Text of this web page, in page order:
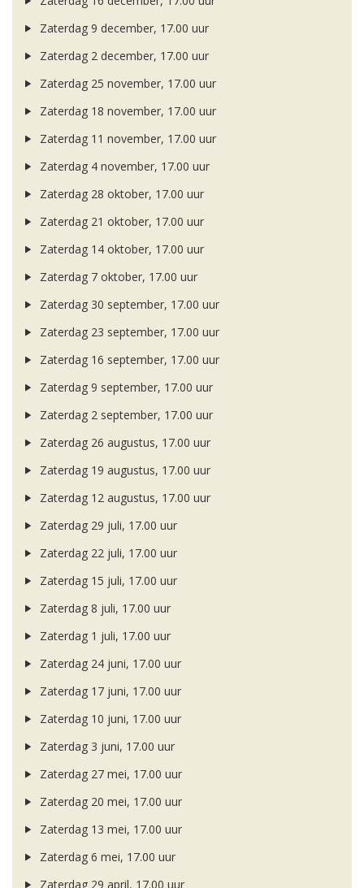
Zaterdag 9 december, 17.00 uur
Zaterdag 2 december, 17.00 uur
Zaterdag 25 november, 17.00 uur
Zaterdag 18 november, 17.00 uur
Zaterdag 11 november, 17.00 uur
Zaterdag 4 november, 17.00 uur
Zaterdag 28 oktober, 17.00 uur
Zaterdag 21 oktober, 17.00 uur
Zaterdag 14 oktober, 17.00 uur
Zaterdag 7 oktober, 17.00 uur
Zaterdag 30 september, 17.00 uur
Zaterdag 23 september, 17.00 uur
Zaterdag 16 september, 17.00 uur
Zaterdag 9 september, 17.00 uur
Zaterdag 2 september, 17.00 uur
Zaterdag 26 augustus, 17.00 uur
Zaterdag 19 augustus, 17.00 uur
Zaterdag 12 augustus, 17.00 uur
Zaterdag 29 juli, 17.00 uur
Zaterdag 22 juli, 17.00 uur
Zaterdag 15 juli, 17.00 uur
Zaterdag 8 juli, 17.00 uur
Zaterdag 1 juli, 17.00 uur
Zaterdag 24 juni, 17.00 uur
Zaterdag 17 juni, 17.00 uur
Zaterdag 10 juni, 17.00 uur
Zaterdag 3 juni, 17.00 uur
Zaterdag 27 mei, 17.00 uur
Zaterdag 20 mei, 17.00 uur
Zaterdag 13 mei, 17.00 uur
Zaterdag 6 mei, 17.00 uur
Zaterdag 29 april, 17.00 uur